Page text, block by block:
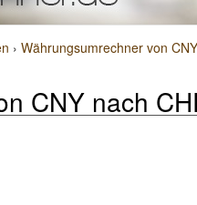
› Währungsumrechner von
CNY nach